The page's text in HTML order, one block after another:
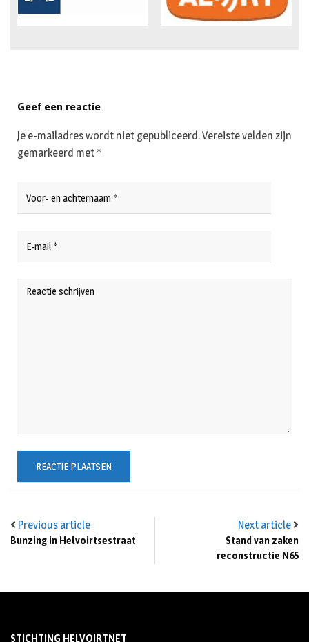
Previous article
Bunzing in Helvoirtsestraat
Next article
Stand van zaken
reconstructie N65
Geef een reactie
Je e-mailadres wordt niet gepubliceerd.Vereiste velden zijn
gemarkeerd met *